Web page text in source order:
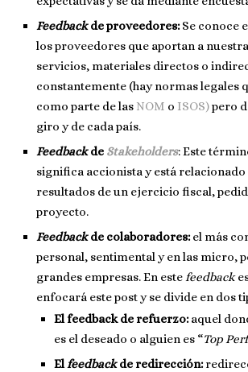
Feedbackde proveedores:Se conoce
los proveedores que aportan a
servicios, materiales directos o
constantemente (hay normas legales
como parte de las NOM o ISOS)pero
giro y de cada país.
Feedbackde Stakeholders: Este
significa accionista y está relacionado
resultados de un ejercicio fiscal,
proyecto.
Feedbackde colaboradores:el más
personal, sentimental y en las micro,
grandes empresas. En este feedback
enfocará este post y se divide en dos
El feedback de refuerzo:aquel
es el deseado o alguien es “Top
El feedbackde redirección: